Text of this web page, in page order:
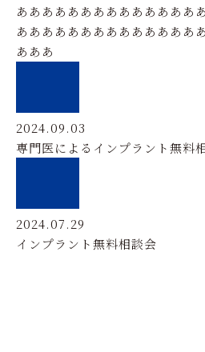
ああああああああああああああ
ああああああああああああああ
あああ
2024.09.03
専門医によるインプラント無料
2024.07.29
インプラント無料相談会